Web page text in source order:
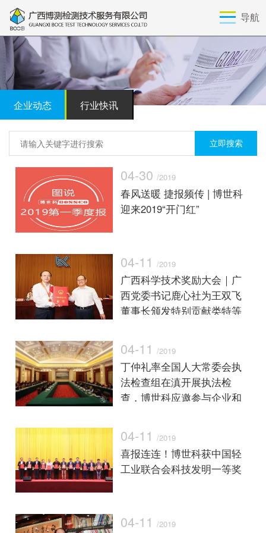
导航
企业动态 行业快讯
04-30 /2019
春风送暖 捷报频传 | 博世科
迎来2019“开门红”
04-11 /2019
广西科学技术奖励大会｜广
西党委书记鹿心社为王双飞
董事长颁发特别贡献类特等
04-11 /2019
丁仲礼率全国人大常委会执
法检查组在滇开展执法检
查，博世科应邀参与企业和
04-11 /2019
喜报连连！博世科获中国轻
工业联合会科技发明一等奖
04-11 /2019